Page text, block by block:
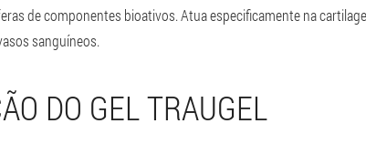
de componentes bioativos. Atua especificamente na
sanguíneos.
DO GEL TRAUGEL